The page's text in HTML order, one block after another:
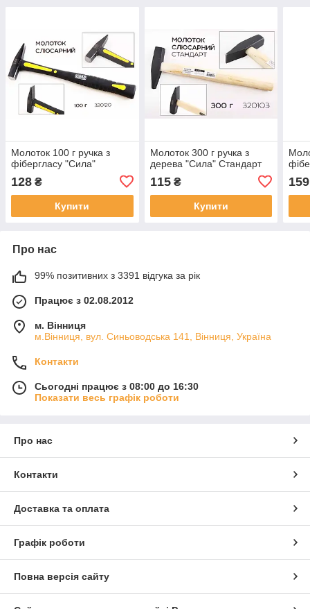
Молоток 100 г ручка з
фібергласу "Сила"
128 ₴
Купити
Молоток 300 г ручка з
дерева "Сила" Стандарт
115₴
Купити
159
Про нас
99% позитивних з 3391 відгука за рік
Працює з 02.08.2012
м. Вінниця
м.Вінниця, вул. Синьоводська 141, Вінниця, Україна
Контакти
Сьогодні працює з 08:00 до 16:30
Показати весь графік роботи
Про нас
Контакти
Доставка та оплата
Графік роботи
Повна версія сайту